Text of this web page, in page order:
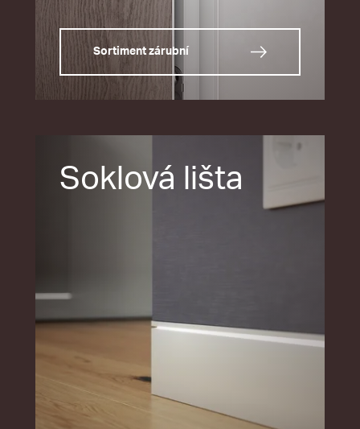
Sortiment zárubní
Soklová lišta